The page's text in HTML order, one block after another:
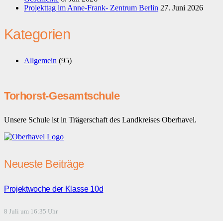
Projekttag im Anne-Frank- Zentrum Berlin 27. Juni 2026
Kategorien
Allgemein (95)
Torhorst-Gesamtschule
Unsere Schule ist in Trägerschaft des Landkreises Oberhavel.
Neueste Beiträge
Projektwoche der Klasse 10d
8 Juli um 16:35 Uhr